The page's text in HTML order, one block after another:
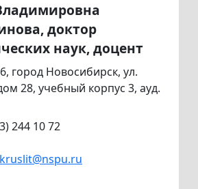
доктор
наук, доцент
город Новосибирск, ул.
28, учебный корпус 3, ауд.
244 10 72